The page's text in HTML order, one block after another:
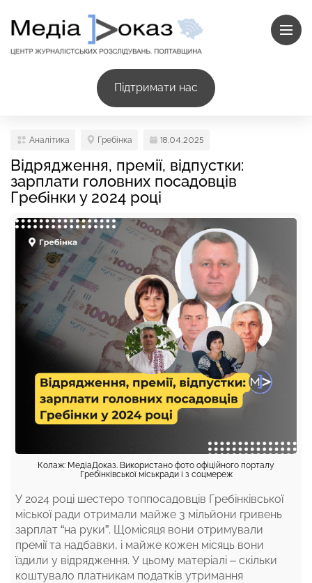
Підтримати нас
Аналітика Гребінка 18.04.2025
Відрядження, премії, відпустки:
зарплати головних посадовців
Гребінки у 2024 році
Колаж: МедіаДоказ. Використано фото офіційного порталу
Гребінківської міськради і з соцмереж
У 2024 році шестеро топпосадовців Гребінківської
міської ради отримали майже 3 мільйони гривень
зарплат “на руки”. Щомісяця вони отримували
премії та надбавки, і майже кожен місяць вони
їздили у відрядження. У цьому матеріалі – скільки
коштувало платникам податків утримання